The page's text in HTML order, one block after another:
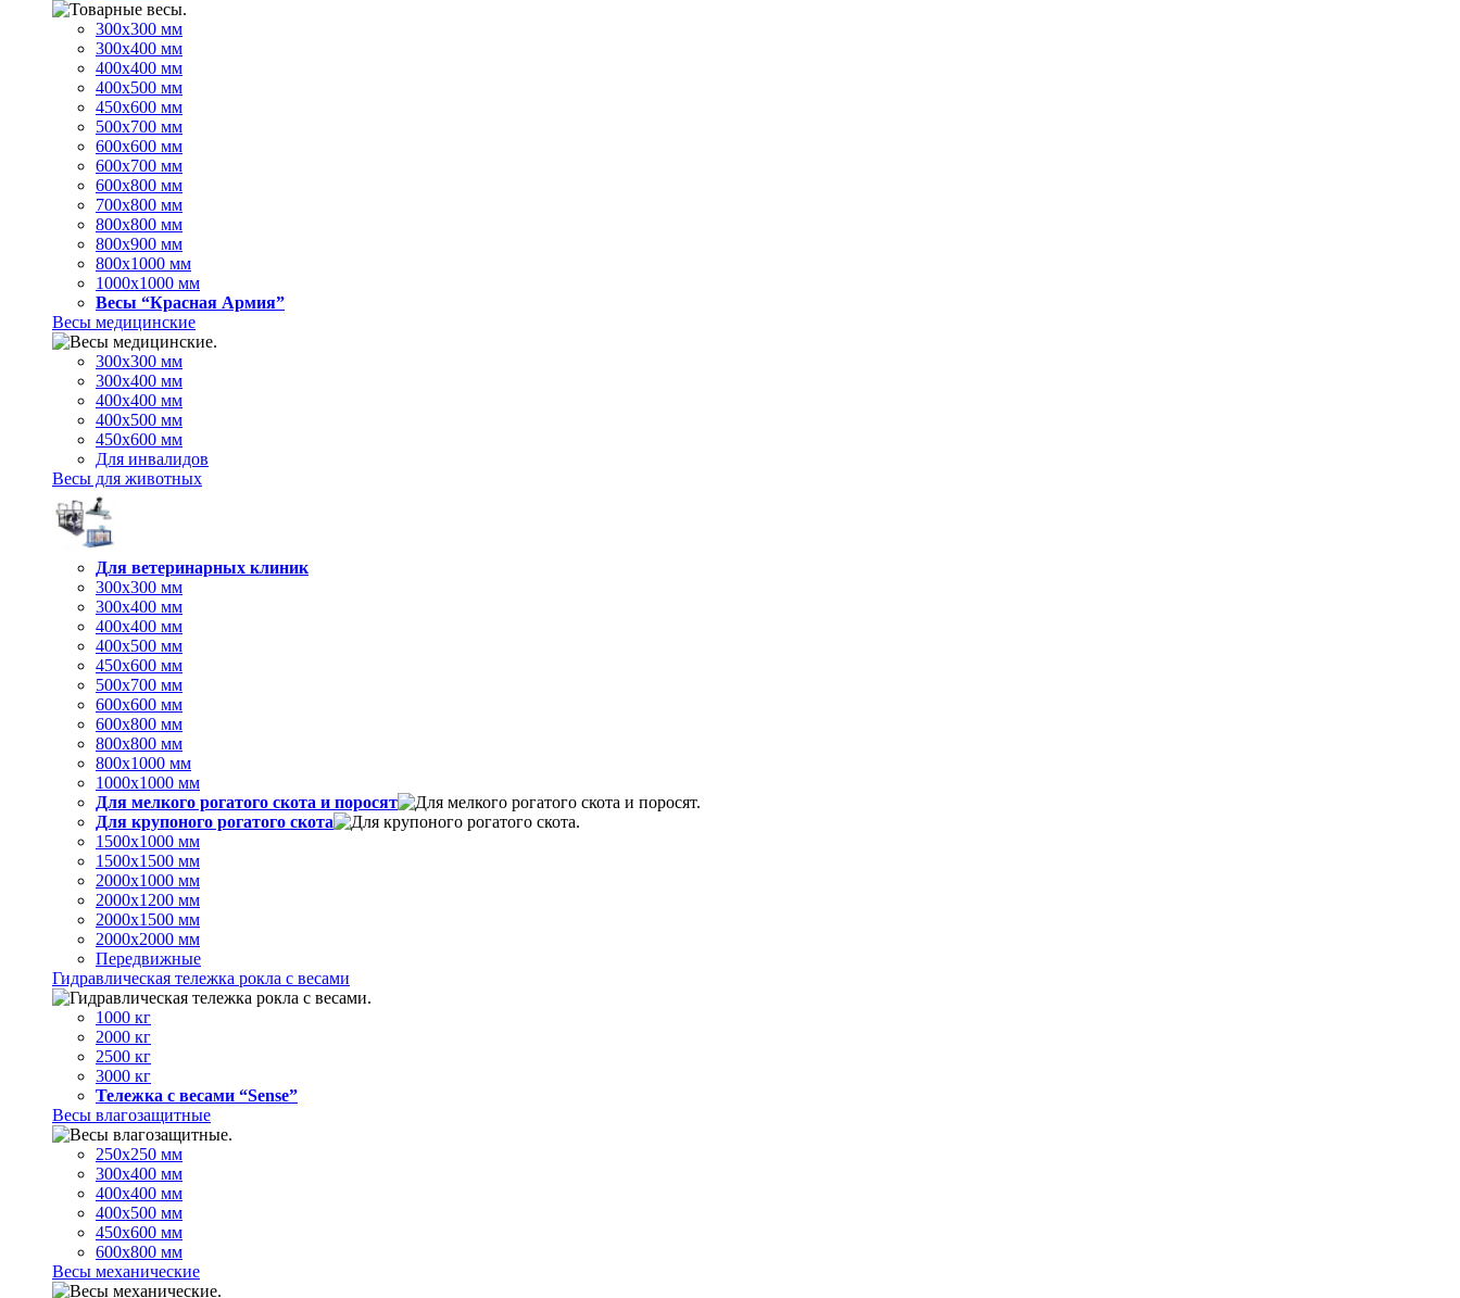
300х300 мм
300х400 мм
400х400 мм
400х500 мм
450х600 мм
500х700 мм
600х600 мм
600х700 мм
600х800 мм
700х800 мм
800х800 мм
800х900 мм
800х1000 мм
1000х1000 мм
Весы “Красная Армия”
Весы медицинские
300х300 мм
300х400 мм
400х400 мм
400х500 мм
450х600 мм
Для инвалидов
Весы для животных
Для ветеринарных клиник
300х300 мм
300х400 мм
400х400 мм
400х500 мм
450х600 мм
500х700 мм
600х600 мм
600х800 мм
800х800 мм
800х1000 мм
1000х1000 мм
Для мелкого рогатого скота и поросят
Для крупоного рогатого скота
1500х1000 мм
1500х1500 мм
2000х1000 мм
2000х1200 мм
2000х1500 мм
2000х2000 мм
Передвижные
Гидравлическая тележка рокла с весами
1000 кг
2000 кг
2500 кг
3000 кг
Тележка с весами “Sense”
Весы влагозащитные
250х250 мм
300х400 мм
400х400 мм
400х500 мм
450х600 мм
600х800 мм
Весы механические